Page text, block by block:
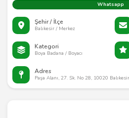
Whatsapp
Şehir / İlçe
Balıkesir / Merkez
Kategori
Boya Badana / Boyacı
Adres
Paşa Alanı, 27. Sk. No 28, 10020